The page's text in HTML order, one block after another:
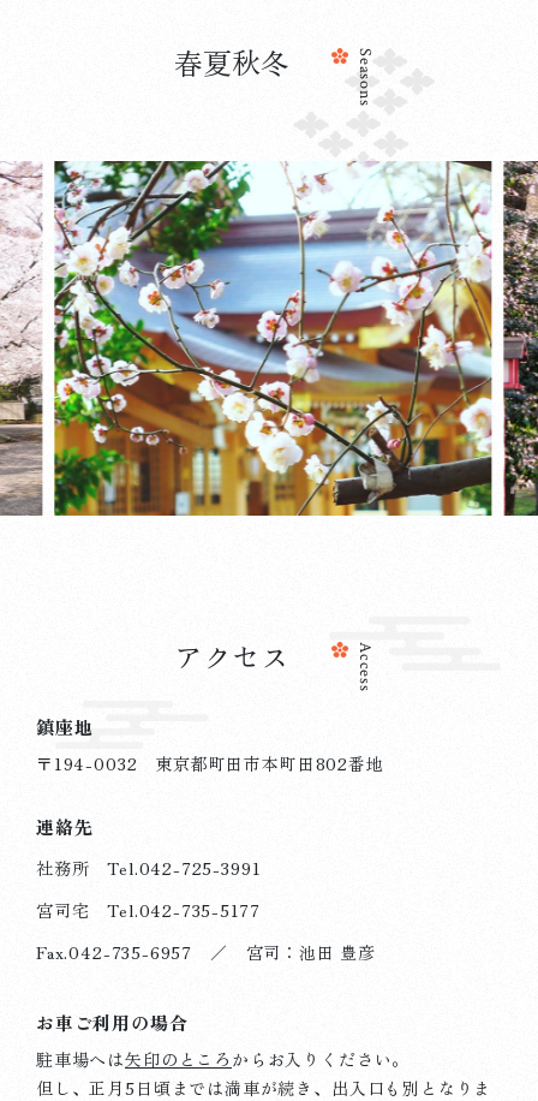
2025.10.15 初詣・七五三詣
令和7年の七五三詣について
詳しく見る
春夏秋冬 Seasons
アクセス Access
鎮座地
〒194-0032 東京都町田市本町田802番地
連絡先
社務所 Tel.042-725-3991
宮司宅 Tel.042-735-5177
Fax.042-735-6957 ／ 宮司：池田 豊彦
お車ご利用の場合
駐車場へは矢印のところ からお入りください。
但し、正月5日頃までは満車が続き、出入口も別となりま